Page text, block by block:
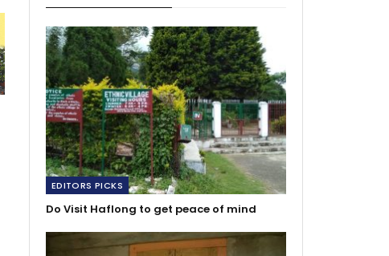
EDITORS PICKS
Do Visit Haflong to get peace of mind